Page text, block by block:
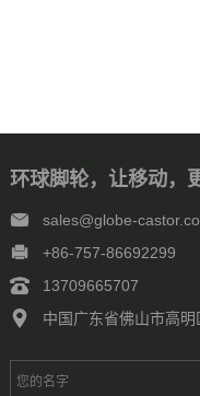
环球脚轮，让移动，
sales@globe-
+86-757-86692299
13709665707
中国广东省佛山市高